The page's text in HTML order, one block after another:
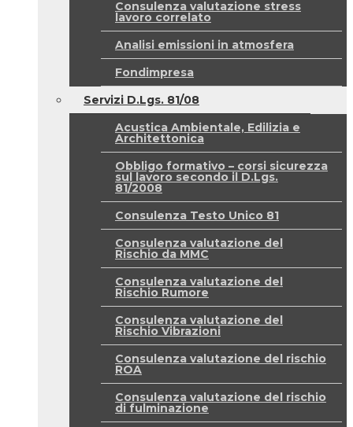
Consulenza valutazione stress
lavoro correlato
Analisi emissioni in atmosfera
Fondimpresa
Servizi D.Lgs. 81/08
Acustica Ambientale, Edilizia e
Architettonica
Obbligo formativo – corsi sicurezza
sul lavoro secondo il D.Lgs.
81/2008
Consulenza Testo Unico 81
Consulenza valutazione del
Rischio da MMC
Consulenza valutazione del
Rischio Rumore
Consulenza valutazione del
Rischio Vibrazioni
Consulenza valutazione del rischio
ROA
Consulenza valutazione del rischio
di fulminazione